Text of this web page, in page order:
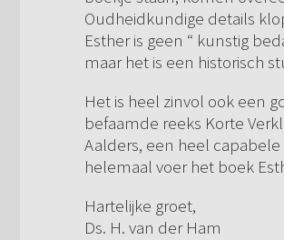
Oudheidkundige details
Esther is geen “ kunstig
maar het is een historisch
Het is heel zinvol ook een
befaamde reeks Korte
Aalders, een heel capabele
helemaal voer het boek
Hartelijke groet,
Ds. H. van der Ham